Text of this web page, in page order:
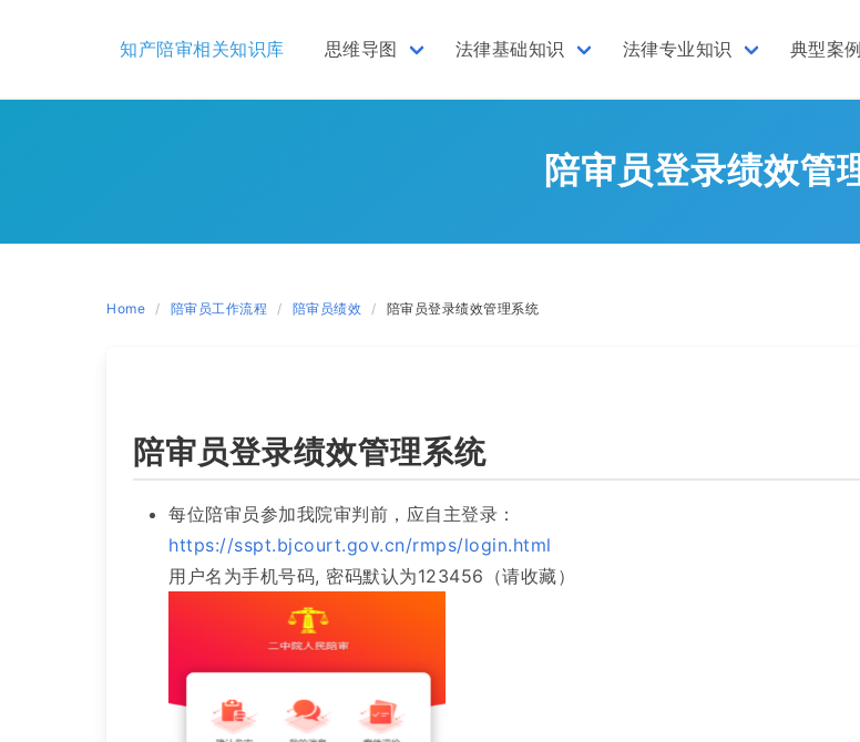
知产陪审相关知识库 思维导图 法律基础知识 法律专业知识 典型案例
陪审员登录绩效管
Home 陪审员工作流程 陪审员绩效 陪审员登录绩效管理系统
陪审员登录绩效管理系统
每位陪审员参加我院审判前，应自主登录：
https://sspt.bjcourt.gov.cn/rmps/login.html
用户名为手机号码, 密码默认为123456（请收藏）